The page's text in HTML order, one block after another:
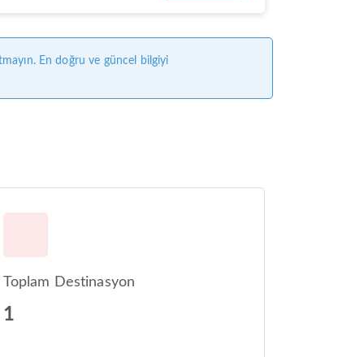
En doğru ve güncel bilgiyi
Toplam Destinasyon
1